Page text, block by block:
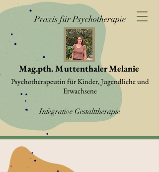
Praxis für Psychotherapie
Mag.pth. Muttenthaler Melanie
Psychotherapeutin für Kinder, Jugendliche und
Erwachsene
Integrative Gestalttherapie